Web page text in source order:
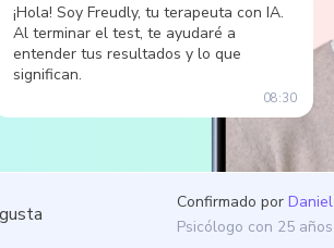
¡Hola! Soy Freudly, tu terapeuta con IA.
Al terminar el test, te ayudaré a
entender tus resultados y lo que
significan.
08:30
Confirmado por
Psicólogo con 25